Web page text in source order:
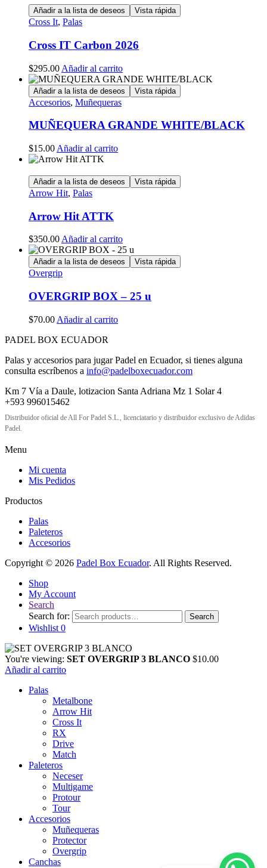
Añadir a la lista de deseos Vista rápida
Cross It, Palas
Cross IT Carbon 2026
$295.00 Añadir al carrito
Añadir a la lista de deseos Vista rápida
Accesorios, Muñequeras
MUÑEQUERA GRANDE WHITE/BLACK
$15.00 Añadir al carrito
Añadir a la lista de deseos Vista rápida
Arrow Hit, Palas
Arrow Hit ATTK
$350.00Añadir al carrito
Añadir a la lista de deseos Vista rápida
Overgrip
OVERGRIP BOX – 25 u
$70.00 Añadir al carrito
PADEL BOX ECUADOR
Palas y accesorios para jugar Padel en Ecuador, si tienes alguna
consulta escríbenos a info@padelboxecuador.com
Km 7 Vía a Daule, lotizacion Santa Adriana Mz 1 Solar 4
+593 996015462
Distribuidor oficial de All For Padel S.L., licenciatario y distribuidor exclusivo de Adidas
Padel.
Menu
Mi cuenta
Mis Pedidos
Productos
Palas
Paleteros
Accesorios
Copyright © 2026 Padel Box Ecuador. All Rights Reserved.
Shop
My Account
Search
Search for:
Search
Wishlist 0
You're viewing: SET OVERGRIP 3 BLANCO $10.00
Añadir al carrito
Palas
Metalbone
Arrow Hit
Cross It
RX
Drive
Match
Paleteros
Neceser
Multigame
Protour
Tour
Accesorios
Muñequeras
Protector
Overgrip
Canchas